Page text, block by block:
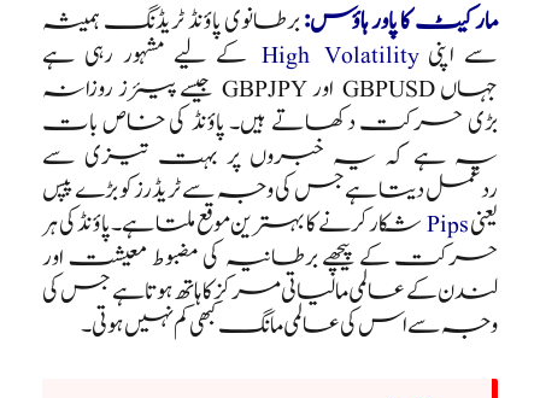
مارکیٹ کا پاور ہاؤس:برطانوی پاؤنڈ ٹریڈنگ ہمیشہ
سے اپنیHigh Volatility کے لیے مشہور رہی ہے
جہاں GBPUSD اور GBPJPY جیسے پیئرز روزانہ
بڑی حرکت دکھاتے ہیں۔ پاؤنڈ کی خاص بات
یہ ہے کہ یہ خبروں پر بہت تیزی سے
ردعمل دیتا ہے جس کی وجہ سے ٹریڈرز کو بڑے پپس
یعنیPipsشکار کرنے کا بہترین موقع ملتا ہے۔ پاؤنڈ کی ہر
حرکت کے پیچھے برطانیہ کی مضبوط معیشت اور
لندن کے عالمی مالیاتی مرکز کا ہاتھ ہوتا ہے جس کی
وجہ سے اس کی عالمی مانگ کبھی کم نہیں ہوتی۔